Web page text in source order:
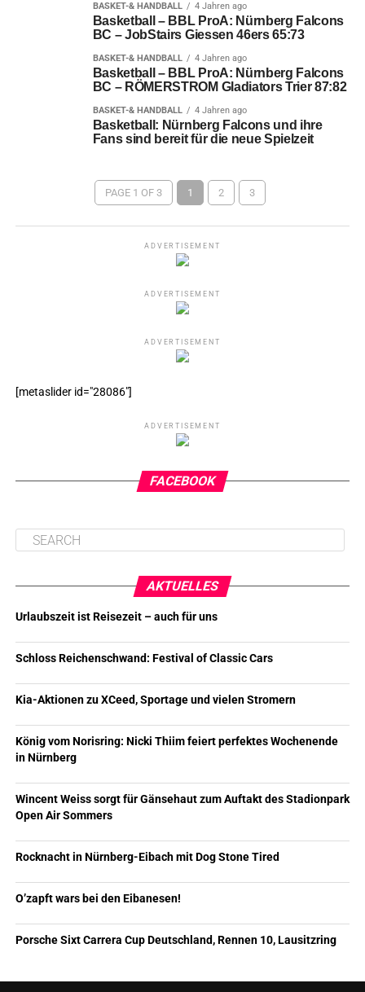
BASKET-& HANDBALL 4 Jahren ago
Basketball – BBL ProA: Nürnberg Falcons
BC – JobStairs Giessen 46ers 65:73
BASKET-& HANDBALL 4 Jahren ago
Basketball – BBL ProA: Nürnberg Falcons
BC – RÖMERSTROM Gladiators Trier 87:82
BASKET-& HANDBALL 4 Jahren ago
Basketball: Nürnberg Falcons und ihre
Fans sind bereit für die neue Spielzeit
PAGE 1 OF 3 1 2 3
ADVERTISEMENT
ADVERTISEMENT
ADVERTISEMENT
[metaslider id="28086"]
ADVERTISEMENT
FACEBOOK
AKTUELLES
Urlaubszeit ist Reisezeit – auch für uns
Schloss Reichenschwand: Festival of Classic Cars
Kia-Aktionen zu XCeed, Sportage und vielen Stromern
König vom Norisring: Nicki Thiim feiert perfektes Wochenende
in Nürnberg
Wincent Weiss sorgt für Gänsehaut zum Auftakt des Stadionpark
Open Air Sommers
Rocknacht in Nürnberg-Eibach mit Dog Stone Tired
O’zapft wars bei den Eibanesen!
Porsche Sixt Carrera Cup Deutschland, Rennen 10, Lausitzring